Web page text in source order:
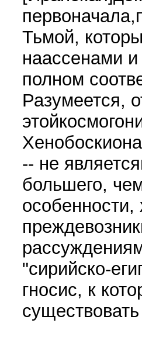
Тьмой,
наассенами
полном
Разумеется,
-- не
большего,
особенности,
"сирийско-
гносис, к